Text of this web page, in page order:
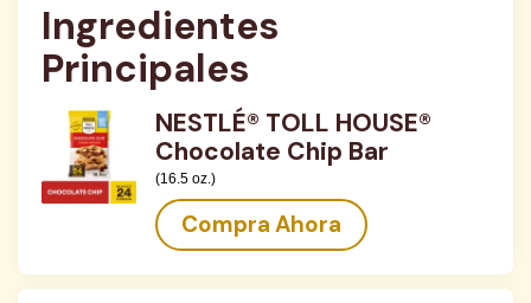
Ingredientes
Principales
NESTLÉ® TOLL HOUSE®
Chocolate Chip Bar
(16.5 oz.)
Compra Ahora